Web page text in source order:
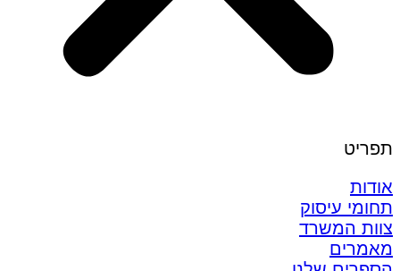
תפריט
אודות
תחומי עיסוק
צוות המשרד
מאמרים